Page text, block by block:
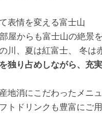
表情を変える富士山
屋からも富士山の絶景
川、夏は紅富士、 冬
独り占めしながら、充
地消にこだわったメニ
トドリンクも豊富にご